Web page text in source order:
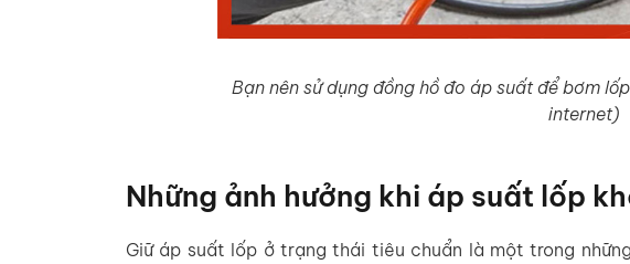
Bạn nên sử dụng đồng hồ đo áp suất để bơm
internet)
Những ảnh hưởng khi áp suất lốp
Giữ áp suất lốp ở trạng thái tiêu chuẩn là một trong